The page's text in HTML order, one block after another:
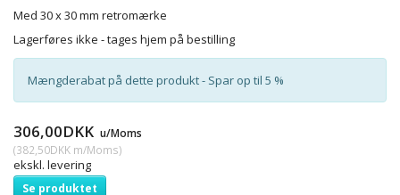
Med 30 x 30 mm retromærke
Lagerføres ikke - tages hjem på bestilling
Mængderabat på dette produkt - Spar op til 5 %
306,00DKK u/Moms
(382,50DKK m/Moms)
ekskl. levering
Se produktet